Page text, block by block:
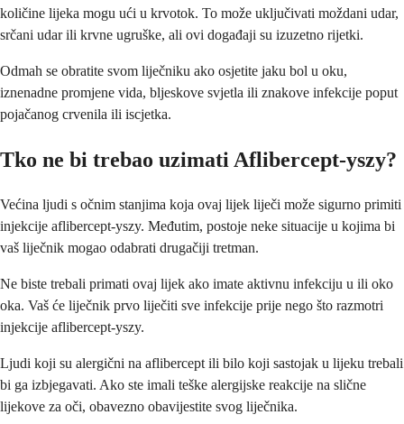
količine lijeka mogu ući u krvotok. To može uključivati moždani udar,
srčani udar ili krvne ugruške, ali ovi događaji su izuzetno rijetki.
Odmah se obratite svom liječniku ako osjetite jaku bol u oku,
iznenadne promjene vida, bljeskove svjetla ili znakove infekcije poput
pojačanog crvenila ili iscjetka.
Tko ne bi trebao uzimati Aflibercept-yszy?
Većina ljudi s očnim stanjima koja ovaj lijek liječi može sigurno primiti
injekcije aflibercept-yszy. Međutim, postoje neke situacije u kojima bi
vaš liječnik mogao odabrati drugačiji tretman.
Ne biste trebali primati ovaj lijek ako imate aktivnu infekciju u ili oko
oka. Vaš će liječnik prvo liječiti sve infekcije prije nego što razmotri
injekcije aflibercept-yszy.
Ljudi koji su alergični na aflibercept ili bilo koji sastojak u lijeku trebali
bi ga izbjegavati. Ako ste imali teške alergijske reakcije na slične
lijekove za oči, obavezno obavijestite svog liječnika.